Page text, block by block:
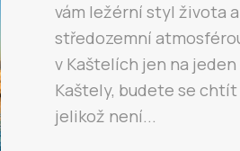
vám ležérní styl života
středozemní
v Kaštelích jen na
Kaštely, budete se
jelikož není...